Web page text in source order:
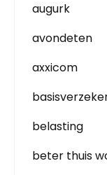
augurk
avondeten
axxicom
belasting
beter thuis